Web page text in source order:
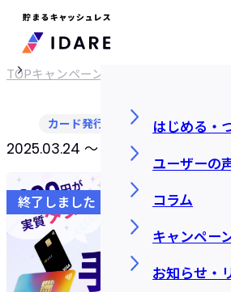
はじめる・
ユーザーの
コラム
キャンペー
お知らせ・
TOPキャンペーン
2025.03.24 〜 2025.04.14 18:00
カード発行
終了しました